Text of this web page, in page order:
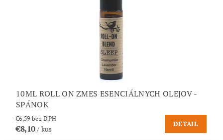
10ML ROLL ON ZMES ESENCIÁLNYCH OLEJOV -
SPÁNOK
€6,59 bez DPH
€8,10/ kus
DETAIL